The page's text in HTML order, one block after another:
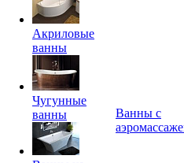
Акриловые
ванны
Чугунные
ванны
Ванны с